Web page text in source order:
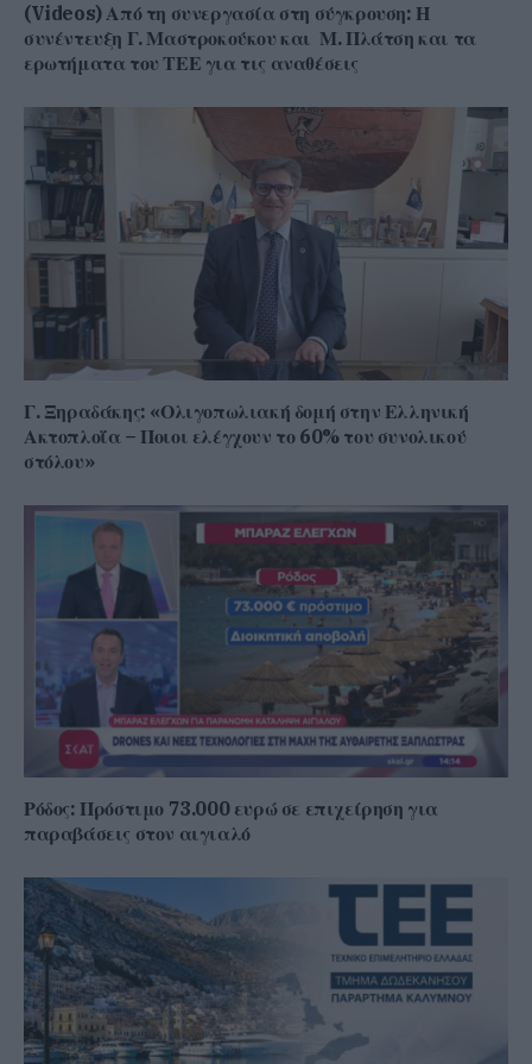
(Videos) Από τη συνεργασία στη σύγκρουση: Η
συνέντευξη Γ. Μαστροκούκου και Μ. Πλάτση και τα
ερωτήματα του ΤΕΕ για τις αναθέσεις
Γ. Ξηραδάκης: «Ολιγοπωλιακή δομή στην Ελληνική
Ακτοπλοΐα – Ποιοι ελέγχουν το 60% του συνολικού
στόλου»
Ρόδος: Πρόστιμο 73.000 ευρώ σε επιχείρηση για
παραβάσεις στον αιγιαλό